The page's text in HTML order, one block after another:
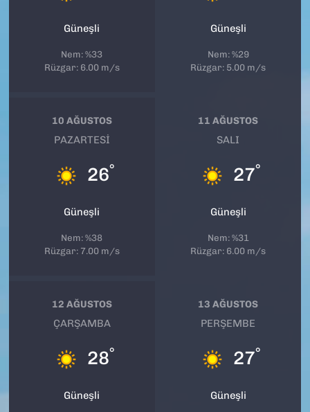
Güneşli
Nem: %33
Rüzgar: 6.00 m/s
Güneşli
Nem: %29
Rüzgar: 5.00 m/s
10 AĞUSTOS
PAZARTESI
26°
Güneşli
Nem: %38
Rüzgar: 7.00 m/s
11 AĞUSTOS
SALI
27°
Güneşli
Nem: %31
Rüzgar: 6.00 m/s
12 AĞUSTOS
ÇARŞAMBA
28°
Güneşli
13 AĞUSTOS
PERŞEMBE
27°
Güneşli